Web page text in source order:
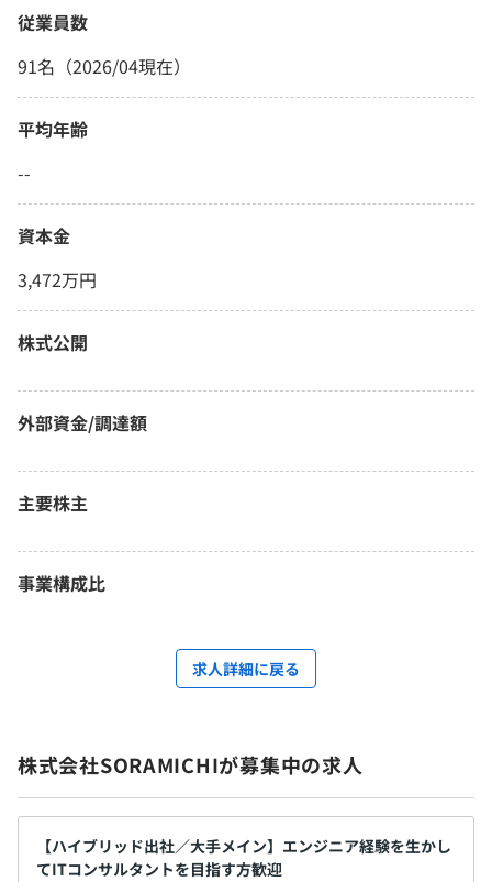
従業員数
91名（2026/04現在）
平均年齢
--
資本金
3,472万円
株式公開
外部資金/調達額
主要株主
事業構成比
求人詳細に戻る
株式会社SORAMICHIが募集中の求人
【ハイブリッド出社／大手メイン】エンジニア経験を生かし
てITコンサルタントを目指す方歓迎